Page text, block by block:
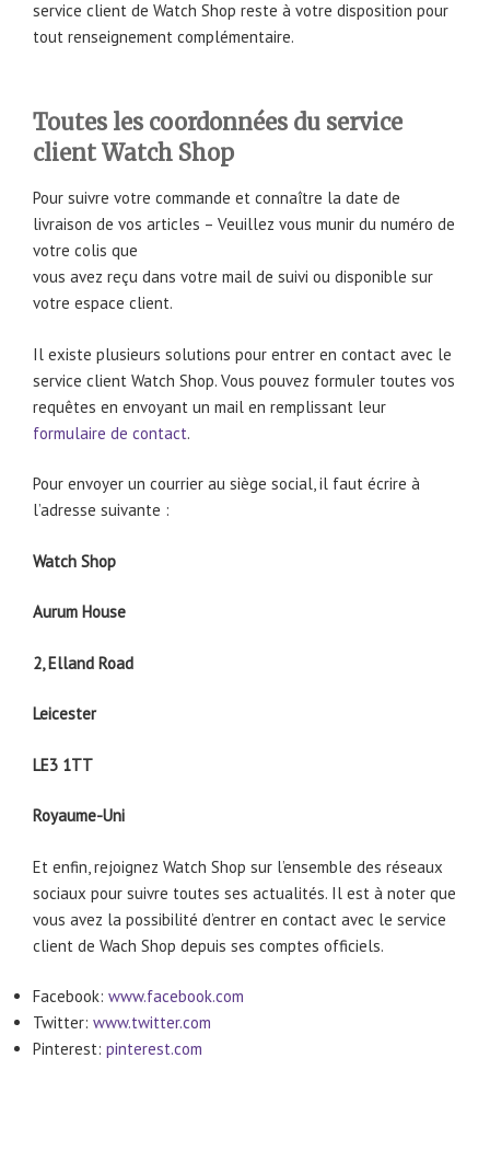
service client de Watch Shop reste à votre disposition pour
tout renseignement complémentaire.
Toutes les coordonnées du service
client Watch Shop
Pour suivre votre commande et connaître la date de
livraison de vos articles – Veuillez vous munir du numéro de
votre colis que
vous avez reçu dans votre mail de suivi ou disponible sur
votre espace client.
Il existe plusieurs solutions pour entrer en contact avec le
service client Watch Shop. Vous pouvez formuler toutes vos
requêtes en envoyant un mail en remplissant leur
formulaire de contact.
Pour envoyer un courrier au siège social, il faut écrire à
l’adresse suivante :
Watch Shop
Aurum House
2, Elland Road
Leicester
LE3 1TT
Royaume-Uni
Et enfin, rejoignez Watch Shop sur l’ensemble des réseaux
sociaux pour suivre toutes ses actualités. Il est à noter que
vous avez la possibilité d’entrer en contact avec le service
client de Wach Shop depuis ses comptes officiels.
Facebook: www.facebook.com
Twitter: www.twitter.com
Pinterest: pinterest.com